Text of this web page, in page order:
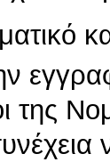
της